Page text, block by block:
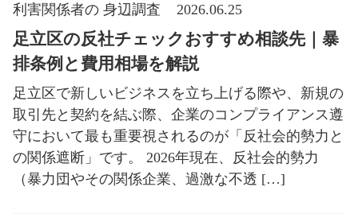
利害関係者の 身辺調査 2026.06.25
足立区の反社チェックおすすめ相談先｜暴
排条例と費用相場を解説
足立区で新しいビジネスを立ち上げる際や、新規の
取引先と契約を結ぶ際、企業のコンプライアンス遵
守において最も重要視されるのが「反社会的勢力と
の関係遮断」です。 2026年現在、反社会的勢力
（暴力団やその関係企業、過激な不透 […]